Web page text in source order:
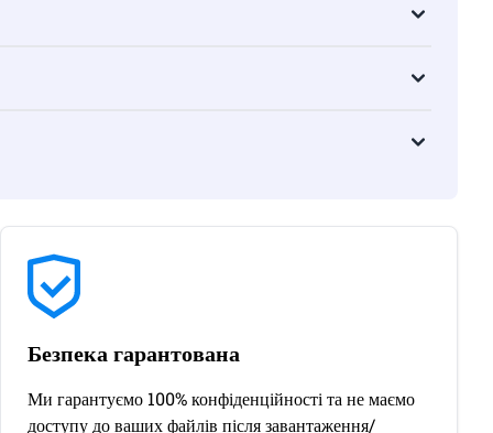
Безпека гарантована
Ми гарантуємо 100% конфіденційності та не маємо
доступу до ваших файлів після завантаження/